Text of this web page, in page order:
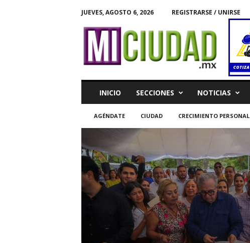
JUEVES, AGOSTO 6, 2026 REGISTRARSE / UNIRSE
u
INICIO SECCIONES NOTICIAS
AGÉNDATE CIUDAD CRECIMIENTO PERSONAL